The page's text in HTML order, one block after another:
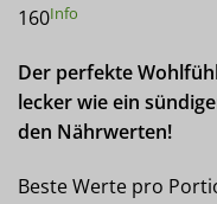
160Info
Der perfekte
lecker wie ein
den Nährwerten!
Beste Werte pro